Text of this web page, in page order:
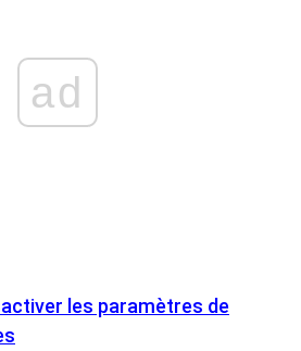
ad
les paramètres de